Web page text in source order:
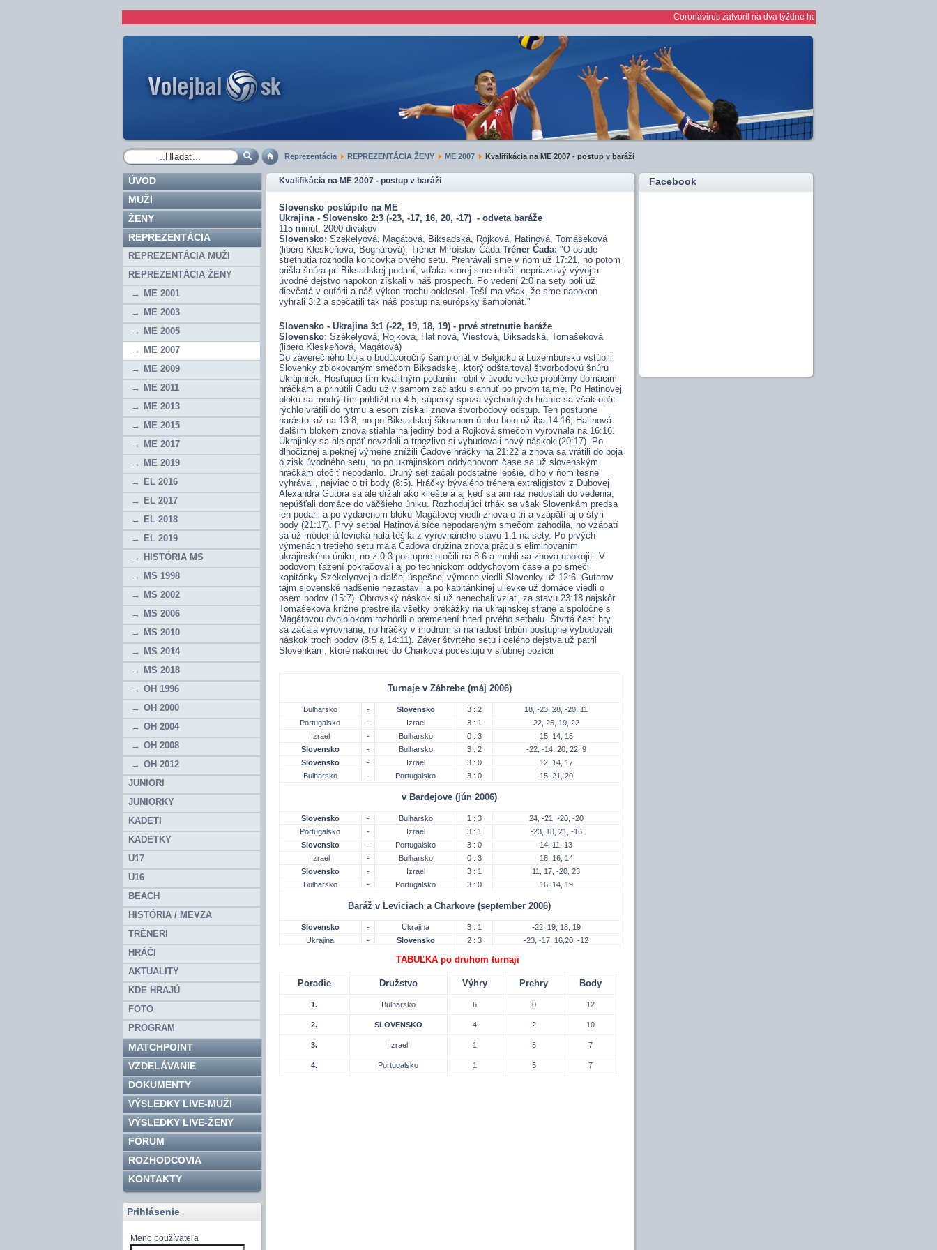
Coronavirus zatvoril na dva týždne haly *** 1/2 finále play off žien ***
Reprezentácia REPREZENTÁCIA ŽENY ME 2007 Kvalifikácia na ME 2007 - postup v baráži
ÚVOD
MUŽI
ŽENY
REPREZENTÁCIA
REPREZENTÁCIA MUŽI
REPREZENTÁCIA ŽENY
ME 2001
ME 2003
ME 2005
ME 2007
ME 2009
ME 2011
ME 2013
ME 2015
ME 2017
ME 2019
EL 2016
EL 2017
EL 2018
EL 2019
HISTÓRIA MS
MS 1998
MS 2002
MS 2006
MS 2010
MS 2014
MS 2018
OH 1996
OH 2000
OH 2004
OH 2008
OH 2012
JUNIORI
JUNIORKY
KADETI
KADETKY
U17
U16
BEACH
HISTÓRIA / MEVZA
TRÉNERI
HRÁČI
AKTUALITY
KDE HRAJÚ
FOTO
PROGRAM
MATCHPOINT
VZDELÁVANIE
DOKUMENTY
VÝSLEDKY LIVE-MUŽI
VÝSLEDKY LIVE-ŽENY
FÓRUM
ROZHODCOVIA
KONTAKTY
Prihlásenie
Meno používateľa
Kvalifikácia na ME 2007 - postup v baráži
Slovensko postúpilo na ME
Ukrajina - Slovensko2:3 (-23, -17, 16, 20, -17) - odveta baráže
115 minút, 2000 divákov
Slovensko: Székelyová, Magátová, Biksadská, Rojková, Hatinová, Tomášeková
(libero Kleskeňová, Bognárová). Tréner Miroíslav Čada Tréner Čada: "O osude
stretnutia rozhodla koncovka prvého setu. Prehrávali sme v ňom už 17:21, no potom
prišla šnúra pri Biksadskej podaní, vďaka ktorej sme otočili nepriaznivý vývoj a
úvodné dejstvo napokon získali v náš prospech. Po vedení 2:0 na sety boli už
dievčatá v eufórii a náš výkon trochu poklesol. Teší ma však, že sme napokon
vyhrali 3:2 a spečatili tak náš postup na európsky šampionát."
Slovensko - Ukrajina 3:1 (-22, 19, 18, 19) - prvé stretnutie baráže
Slovensko: Székelyová, Rojková, Hatinová, Viestová, Biksadská, Tomašeková
(libero Kleskeňová, Magátová)
Do záverečného boja o budúcoročný šampionát v Belgicku a Luxembursku vstúpili
Slovenky zblokovaným smečom Biksadskej, ktorý odštartoval štvorbodovú šnúru
Ukrajiniek. Hosťujúci tím kvalitným podaním robil v úvode veľké problémy domácim
hráčkam a prinútili Čadu už v samom začiatku siahnuť po prvom tajme. Po Hatinovej
bloku sa modrý tím priblížil na 4:5, súperky spoza východných hraníc sa však opäť
rýchlo vrátili do rytmu a esom získali znova štvorbodový odstup. Ten postupne
narástol až na 13:8, no po Biksadskej šikovnom útoku bolo už iba 14:16, Hatinová
ďalším blokom znova stiahla na jediný bod a Rojková smečom vyrovnala na 16:16.
Ukrajinky sa ale opäť nevzdali a trpezlivo si vybudovali nový náskok (20:17). Po
dlhočiznej a peknej výmene znížili Čadove hráčky na 21:22 a znova sa vrátili do boja
o zisk úvodného setu, no po ukrajinskom oddychovom čase sa už slovenským
hráčkam otočiť nepodarilo. Druhý set začali podstatne lepšie, dlho v ňom tesne
vyhrávali, najviac o tri body (8:5). Hráčky bývalého trénera extraligistov z Dubovej
Alexandra Gutora sa ale držali ako kliešte a aj keď sa ani raz nedostali do vedenia,
nepúšťali domáce do väčšieho úniku. Rozhodujúci trhák sa však Slovenkám predsa
len podaril a po vydarenom bloku Magátovej viedli znova o tri a vzápätí aj o štyri
body (21:17). Prvý setbal Hatinová síce nepodareným smečom zahodila, no vzápätí
sa už moderná levická hala tešila z vyrovnaného stavu 1:1 na sety. Po prvých
výmenách tretieho setu mala Čadova družina znova prácu s eliminovaním
ukrajinského úniku, no z 0:3 postupne otočili na 8:6 a mohli sa znova upokojiť. V
bodovom ťažení pokračovali aj po technickom oddychovom čase a po smeči
kapitánky Székelyovej a ďalšej úspešnej výmene viedli Slovenky už 12:6. Gutorov
tajm slovenské nadšenie nezastavil a po kapitánkinej ulievke už domáce viedli o
osem bodov (15:7). Obrovský náskok si už nenechali vziať, za stavu 23:18 najskôr
Tomašeková krížne prestrelila všetky prekážky na ukrajinskej strane a spoločne s
Magátovou dvojblokom rozhodli o premenení hneď prvého setbalu. Štvrtá časť hry
sa začala vyrovnane, no hráčky v modrom si na radosť tribún postupne vybudovali
náskok troch bodov (8:5 a 14:11). Záver štvrtého setu i celého dejstva už patril
Slovenkám, ktoré nakoniec do Charkova pocestujú v sľubnej pozícii
Turnaje v Záhrebe (máj 2006)
Bulharsko - Slovensko 3 : 2
18, -23, 28, -20, 11
Portugalsko
- Izrael 3 : 1
22, 25, 19, 22
Izrael
- Bulharsko 0 : 3
15, 14, 15
Slovensko
- Bulharsko 3 : 2
-22, -14, 20, 22, 9
Slovensko
- Izrael 3 : 0
12, 14, 17
Bulharsko
- Portugalsko 3 : 0 15, 21, 20
v Bardejove (jún 2006)
Slovensko - Bulharsko 1 : 3
24, -21, -20, -20
Portugalsko
- Izrael 3 : 1
-23, 18, 21, -16
Slovensko
- Portugalsko 3 : 0
14, 11, 13
Izrael
- Bulharsko 0 : 3
18, 16, 14
Slovensko
- Izrael 3 : 1
11, 17, -20, 23
Bulharsko
- Portugalsko 3 : 0 16, 14, 19
Baráž v Leviciach a Charkove (september 2006)
Slovensko - Ukrajina 3 : 1
-22, 19, 18, 19
Ukrajina
- Slovensko 2 : 3 -23, -17, 16,20, -12
TABUĽKA po druhom turnaji
Poradie Družstvo Výhry Prehry Body
1. Bulharsko 6 0 12
2. SLOVENSKO 4 2 10
3. Izrael 1 5 7
4. Portugalsko 1 5 7
Facebook